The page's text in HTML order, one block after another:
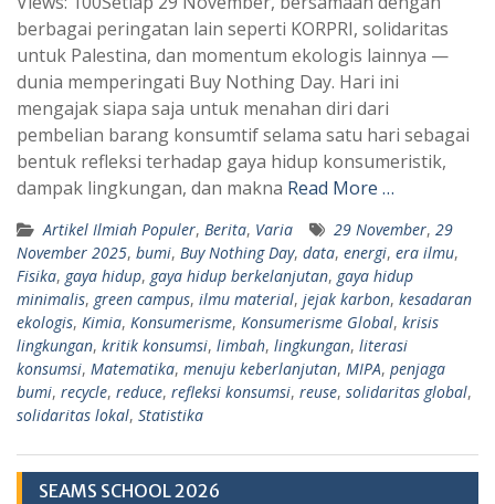
a
t
s
A
p
p
l
e
g
r
a
m
berbagai peringatan lain seperti KORPRI, solidaritas
untuk Palestina, dan momentum ekologis lainnya —
dunia memperingati Buy Nothing Day. Hari ini
mengajak siapa saja untuk menahan diri dari
pembelian barang konsumtif selama satu hari sebagai
bentuk refleksi terhadap gaya hidup konsumeristik,
dampak lingkungan, dan makna Read More …
Artikel Ilmiah Populer, Berita, Varia 29 November, 29
November 2025, bumi, Buy Nothing Day, data, energi, era ilmu,
Fisika, gaya hidup, gaya hidup berkelanjutan, gaya hidup
minimalis, green campus, ilmu material, jejak karbon, kesadaran
ekologis, Kimia, Konsumerisme, Konsumerisme Global, krisis
lingkungan, kritik konsumsi, limbah, lingkungan, literasi
konsumsi, Matematika, menuju keberlanjutan, MIPA, penjaga
bumi, recycle, reduce, refleksi konsumsi, reuse, solidaritas global,
solidaritas lokal, Statistika
SEAMS SCHOOL 2026